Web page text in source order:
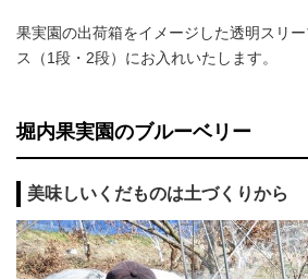
果実園の出荷箱をイメージした透明スリ
ス（1段・2段）にお入れいたします。
堀内果実園のブルーベリー
美味しいくだものは土づくりから